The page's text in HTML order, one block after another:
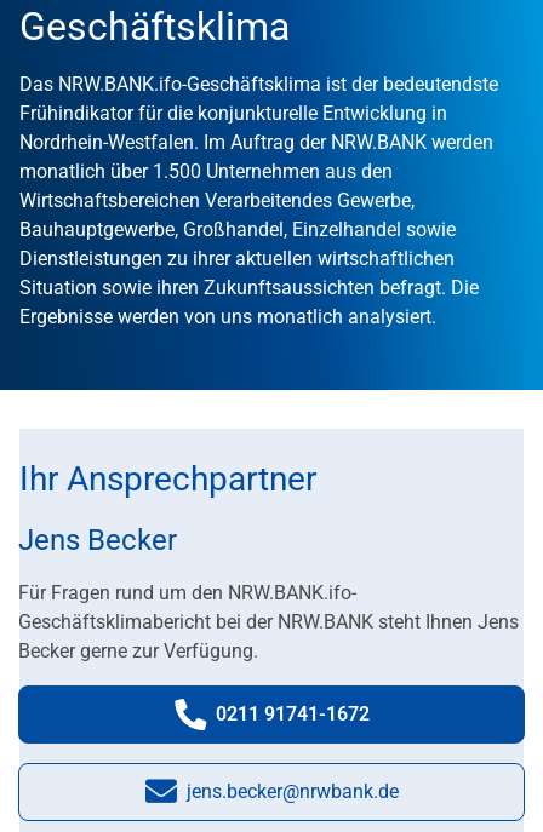
Geschäftsklima
Das NRW.BANK.ifo-Geschäftsklima ist der bedeutendste
Frühindikator für die konjunkturelle Entwicklung in
Nordrhein-Westfalen. Im Auftrag der NRW.BANK werden
monatlich über 1.500 Unternehmen aus den
Wirtschaftsbereichen Verarbeitendes Gewerbe,
Bauhauptgewerbe, Großhandel, Einzelhandel sowie
Dienstleistungen zu ihrer aktuellen wirtschaftlichen
Situation sowie ihren Zukunftsaussichten befragt. Die
Ergebnisse werden von uns monatlich analysiert.
Ihr Ansprechpartner
Jens Becker
Für Fragen rund um den NRW.BANK.ifo-
Geschäftsklimabericht bei der NRW.BANK steht Ihnen Jens
Becker gerne zur Verfügung.
Telefonnummer:
0211 91741-1672
E-Mail:
jens.becker@nrwbank.de